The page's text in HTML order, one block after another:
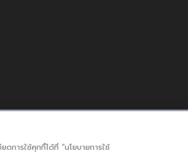
ดการใช้คุกกี้ได้ที่ “นโยบายการใช้